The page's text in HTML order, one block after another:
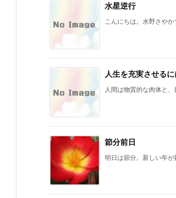
水星逆行
こんにちは。水野さや
人生を充実させるに
人間は物質的な肉体と
節分前日
明日は節分。新しい年